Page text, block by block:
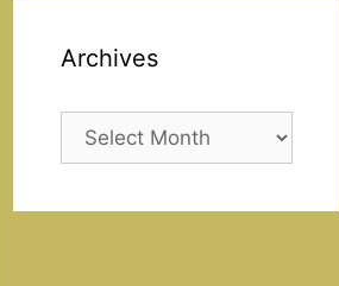
Archives
Archives